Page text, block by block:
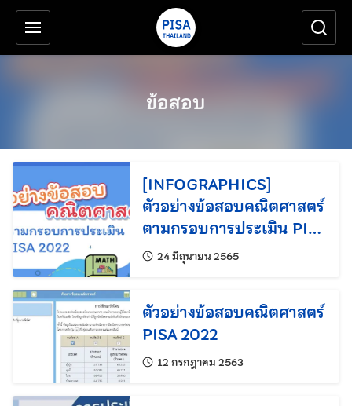
ข้ามไปยังเนื้อหาหลัก
เครื่องมือช่วยเหลือ
ข้อสอบ
[INFOGRAPHICS]
ตัวอย่างข้อสอบคณิตศาสตร์
ตามกรอบการประเมิน PISA
2022
24 มิถุนายน 2565แก้ไขล่าสุดเมื่อ:
ตัวอย่างข้อสอบคณิตศาสตร์
PISA 2022
12 กรกฎาคม 2563แก้ไขล่าสุดเมื่อ: